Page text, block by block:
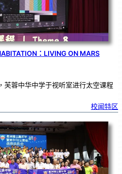
：LIVING ON MARS
蓉中华中学于视听室进行太空课程
校闻特区